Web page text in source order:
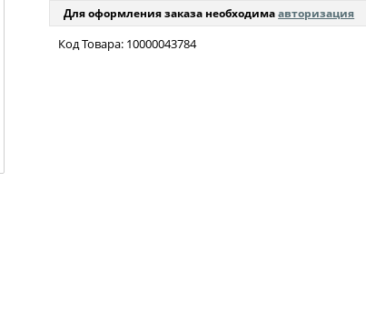
Для оформления заказа необходимаавторизация
Код Товара: 10000043784